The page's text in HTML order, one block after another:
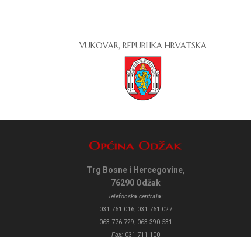
VUKOVAR, REPUBLIKA HRVATSKA
Trg Bosne i Hercegovine,
76290 Odžak
Telefonska centrala:
031 761 016, 031 761 027
063 776 729, 063 390 531
Fax: 031 711 100